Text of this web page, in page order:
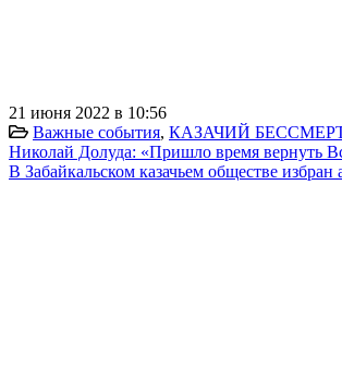
21 июня 2022 в 10:56
Важные события, КАЗАЧИЙ
Николай Долуда: «Пришло время вернуть
В Забайкальском казачьем обществе избран